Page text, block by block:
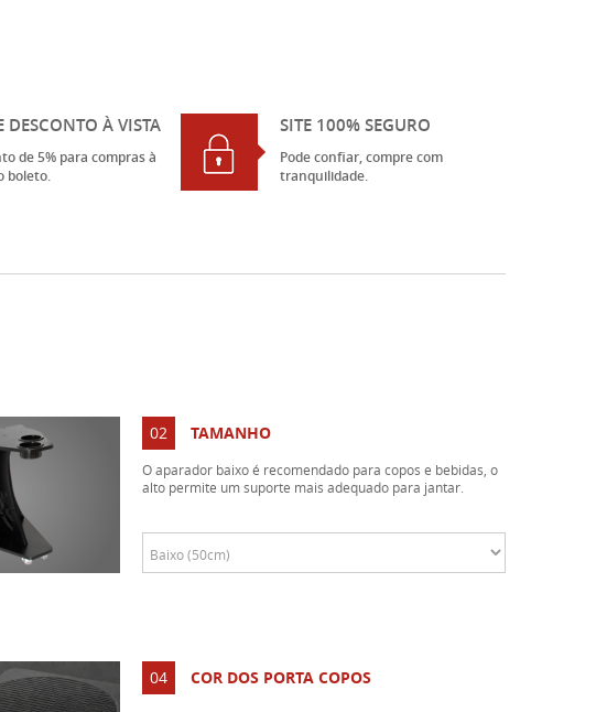
DESCONTO À VISTA
de 5% para compras à
boleto.
SITE 100% SEGURO
Pode confiar, compre com
tranquilidade.
02 TAMANHO
O aparador baixo é recomendado para copos e bebidas, o
alto permite um suporte mais adequado para jantar.
04 COR DOS PORTA COPOS